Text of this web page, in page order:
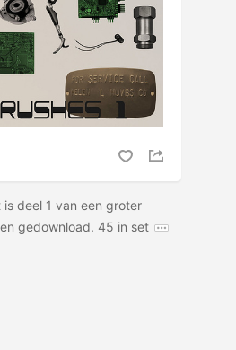
deel 1 van een groter
gedownload. 45 in set